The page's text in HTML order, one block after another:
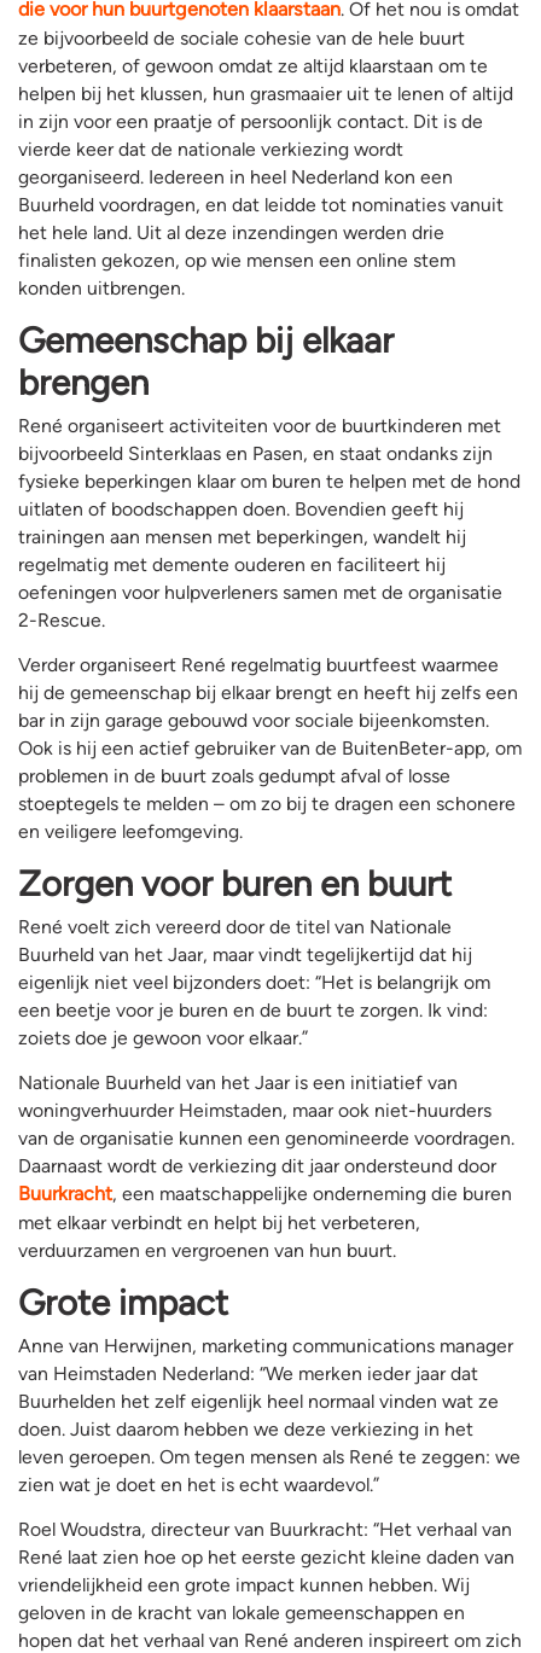
die voor hun buurtgenoten klaarstaan. Of het nou is omdat
ze bijvoorbeeld de sociale cohesie van de hele buurt
verbeteren, of gewoon omdat ze altijd klaarstaan om te
helpen bij het klussen, hun grasmaaier uit te lenen of altijd
in zijn voor een praatje of persoonlijk contact. Dit is de
vierde keer dat de nationale verkiezing wordt
georganiseerd. Iedereen in heel Nederland kon een
Buurheld voordragen, en dat leidde tot nominaties vanuit
het hele land. Uit al deze inzendingen werden drie
finalisten gekozen, op wie mensen een online stem
konden uitbrengen.
Gemeenschap bij elkaar
brengen
René organiseert activiteiten voor de buurtkinderen met
bijvoorbeeld Sinterklaas en Pasen, en staat ondanks zijn
fysieke beperkingen klaar om buren te helpen met de hond
uitlaten of boodschappen doen. Bovendien geeft hij
trainingen aan mensen met beperkingen, wandelt hij
regelmatig met demente ouderen en faciliteert hij
oefeningen voor hulpverleners samen met de organisatie
2-Rescue.
Verder organiseert René regelmatig buurtfeest waarmee
hij de gemeenschap bij elkaar brengt en heeft hij zelfs een
bar in zijn garage gebouwd voor sociale bijeenkomsten.
Ook is hij een actief gebruiker van de BuitenBeter-app, om
problemen in de buurt zoals gedumpt afval of losse
stoeptegels te melden – om zo bij te dragen een schonere
en veiligere leefomgeving.
Zorgen voor buren en buurt
René voelt zich vereerd door de titel van Nationale
Buurheld van het Jaar, maar vindt tegelijkertijd dat hij
eigenlijk niet veel bijzonders doet: “Het is belangrijk om
een beetje voor je buren en de buurt te zorgen. Ik vind:
zoiets doe je gewoon voor elkaar.”
Nationale Buurheld van het Jaar is een initiatief van
woningverhuurder Heimstaden, maar ook niet-huurders
van de organisatie kunnen een genomineerde voordragen.
Daarnaast wordt de verkiezing dit jaar ondersteund door
Buurkracht, een maatschappelijke onderneming die buren
met elkaar verbindt en helpt bij het verbeteren,
verduurzamen en vergroenen van hun buurt.
Grote impact
Anne van Herwijnen, marketing communications manager
van Heimstaden Nederland: “We merken ieder jaar dat
Buurhelden het zelf eigenlijk heel normaal vinden wat ze
doen. Juist daarom hebben we deze verkiezing in het
leven geroepen. Om tegen mensen als René te zeggen: we
zien wat je doet en het is echt waardevol.”
Roel Woudstra, directeur van Buurkracht: “Het verhaal van
René laat zien hoe op het eerste gezicht kleine daden van
vriendelijkheid een grote impact kunnen hebben. Wij
geloven in de kracht van lokale gemeenschappen en
hopen dat het verhaal van René anderen inspireert om zich